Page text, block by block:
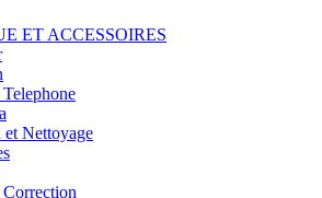
ET ACCESSOIRES
et Nettoyage